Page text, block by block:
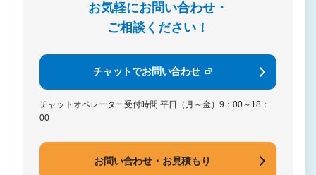
お気軽にお問い合わせ・
ご相談ください！
チャットでお問い合わせ
チャットオペレーター受付時間 平日（月～金）9：00～18：
00
お問い合わせ・お見積もり